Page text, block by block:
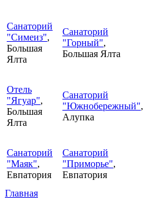
Санаторий
"Симеиз",
Большая
Ялта
Санаторий
"Горный",
Большая Ялта
Отель
"Ягуар",
Большая
Ялта
Санаторий
"Южнобережный",
Алупка
Санаторий
"Маяк",
Евпатория
Санаторий
"Приморье",
Евпатория
Главная